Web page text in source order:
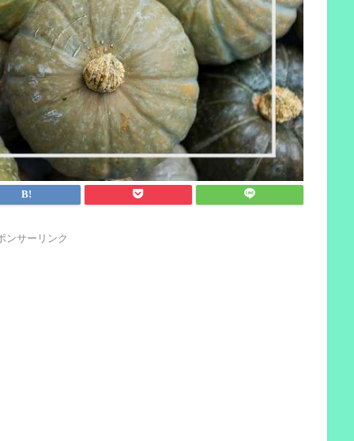
ンサーリンク